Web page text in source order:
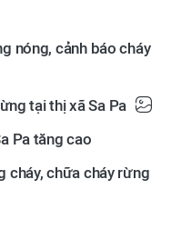
nóng, cảnh báo cháy
tại thị xã Sa Pa
Pa tăng cao
cháy, chữa cháy rừng